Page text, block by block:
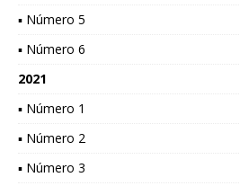
▪ Número 5
▪ Número 6
2021
▪ Número 1
▪ Número 2
▪ Número 3